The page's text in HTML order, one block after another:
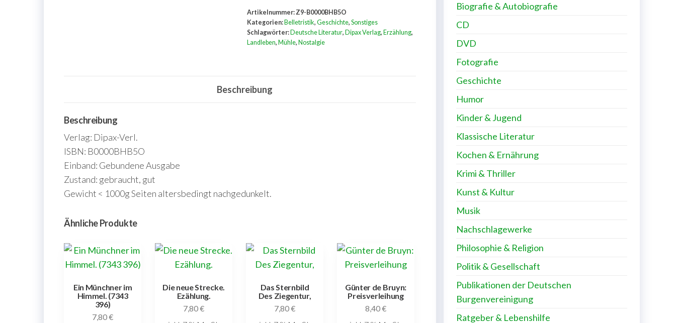
...
Menge
Artikelnummer:Z9-B0000BHB5O
Kategorien: Belletristik, Geschichte, Sonstiges
Schlagwörter: Deutsche Literatur, Dipax Verlag, Erzählung,
Landleben, Mühle, Nostalgie
Beschreibung
Beschreibung
Verlag: Dipax-Verl.
ISBN: B0000BHB5O
Einband: Gebundene Ausgabe
Zustand: gebraucht, gut
Gewicht < 1000g Seiten altersbedingt nachgedunkelt.
Ähnliche Produkte
Ein Münchner im
Himmel. (7343
396)
7,80€
Die neue Strecke.
Ezählung.
7,80€
Das Sternbild
Des Ziegentur,
7,80€
Günter de Bruyn:
Preisverleihung
8,40€
Biografie & Autobiografie
CD
DVD
Fotografie
Geschichte
Humor
Kinder & Jugend
Klassische Literatur
Kochen & Ernährung
Krimi & Thriller
Kunst & Kultur
Musik
Nachschlagewerke
Philosophie & Religion
Politik & Gesellschaft
Publikationen der Deutschen
Burgenvereinigung
Ratgeber & Lebenshilfe